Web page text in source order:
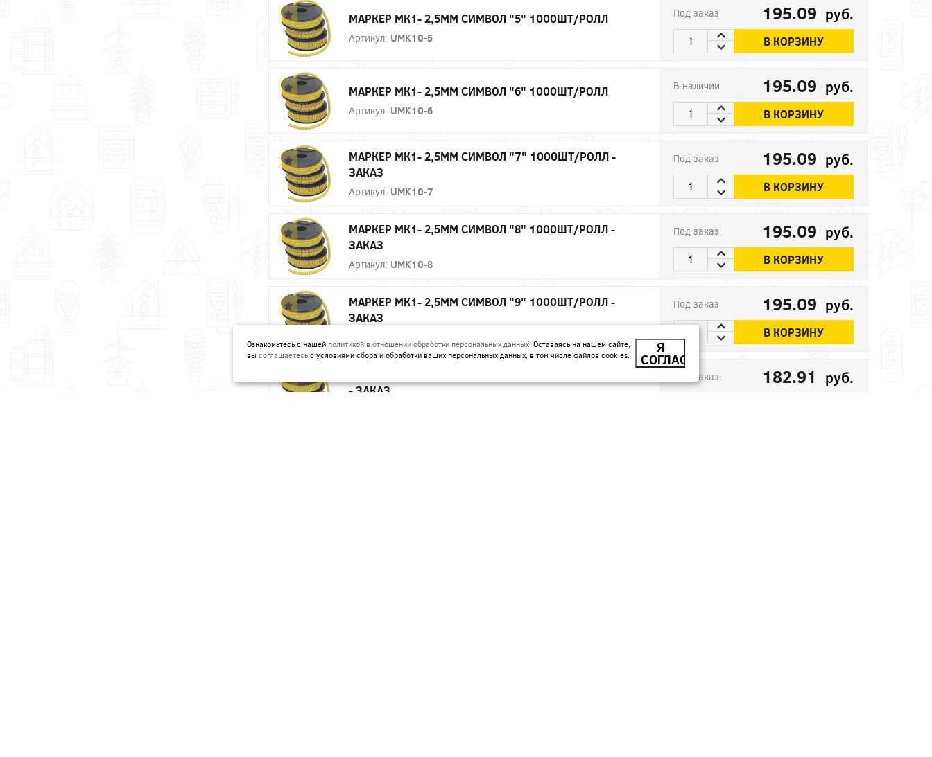
МАРКЕР МК1- 2,5ММ СИМВОЛ "5" 1000ШТ/РОЛЛ
Артикул: UMK10-5
Под заказ 195.09 руб.
В КОРЗИНУ
МАРКЕР МК1- 2,5ММ СИМВОЛ "6" 1000ШТ/РОЛЛ
Артикул: UMK10-6
В наличии 195.09 руб.
В КОРЗИНУ
МАРКЕР МК1- 2,5ММ СИМВОЛ "7" 1000ШТ/РОЛЛ -
ЗАКАЗ
Артикул: UMK10-7
Под заказ 195.09 руб.
В КОРЗИНУ
МАРКЕР МК1- 2,5ММ СИМВОЛ "8" 1000ШТ/РОЛЛ -
ЗАКАЗ
Артикул: UMK10-8
Под заказ 195.09 руб.
В КОРЗИНУ
МАРКЕР МК1- 2,5ММ СИМВОЛ "9" 1000ШТ/РОЛЛ -
ЗАКАЗ
Под заказ 195.09 руб.
В КОРЗИНУ
- ЗАКАЗ
Под заказ 182.91 руб.
Ознакомьтесь с нашей политикой в отношении обработки персональных данных. Оставаясь на нашем сайте,
вы соглашаетесь с условиями сбора и обработки ваших персональных данных, в том числе файлов cookies. Я
СОГЛАСЕН